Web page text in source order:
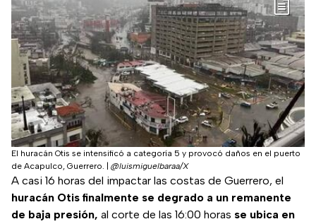
El huracán Otis se intensificó a categoría 5 y provocó daños en el puerto
de Acapulco, Guerrero.
@luismiguelbaraa/X
A casi 16 horas del impactar las costas de Guerrero, el
huracán Otis finalmente se degrado a un remanente
de baja presión, al corte de las 16:00 horas se ubica en